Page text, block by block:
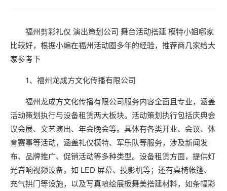
福州剪彩礼仪 演出策划公司 舞台活动搭建 模特小姐哪家
比较好，根据小编在福州活动圈多年的经验，推荐商几家给大
家参考下
1、福州龙成方文化传播有限公司
福州龙成方文化传播有限公司服务内容全面且专业，涵盖
活动策划执行与设备租赁两大板块。活动策划执行包括庆典会
议会展、文艺演出、年会晚会等。具体有各类开业、会议、体
育赛事等活动，涵盖礼仪模特、军乐队等服务，涉及新闻发
布、品牌推广、促销活动等多种类型。设备租赁方面，提供灯
光音响视频设备，如 LED 屏幕、投影机等；还有桌椅帐篷、
充气拱门等设施，以及写真喷绘展板舞美搭建材料，如条幅彩